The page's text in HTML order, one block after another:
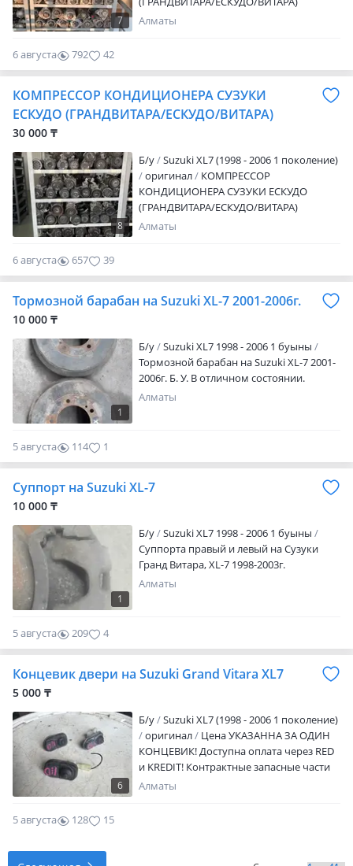
7
КОМПРЕССОР КОНДИЦИОНЕРА СУЗУКИ
Алматы
6 августа 792 42
КОМПРЕССОР КОНДИЦИОНЕРА СУЗУКИ
ЕСКУДО (ГРАНДВИТАРА/ЕСКУДО/ВИТАРА)
30 000 ₸
8
Б/y
Suzuki XL7 (1998 - 2006 1 поколение)
оригинал
КОМПРЕССОР
КОНДИЦИОНЕРА СУЗУКИ ЕСКУДО
(ГРАНДВИТАРА/ЕСКУДО/ВИТАРА)
КОМПРЕССОР КОНДИЦИОНЕРА СУЗУКИ
Алматы
6 августа 657 39
Тормозной барабан на Suzuki XL-7 2001-2006г.
10 000 ₸
1
Б/y
Suzuki XL7 1998 - 2006 1 буыны
Тормозной барабан на Suzuki XL-7 2001-
2006г. Б. У. В отличном состоянии.
Алматы
5 августа 114 1
Суппорт на Suzuki XL-7
10 000 ₸
1
Б/y
Suzuki XL7 1998 - 2006 1 буыны
Суппорта правый и левый на Сузуки
Гранд Витара, XL-7 1998-2003г.
Алматы
5 августа 209 4
Концевик двери на Suzuki Grand Vitara XL7
5 000 ₸
6
Б/y
Suzuki XL7 (1998 - 2006 1 поколение)
оригинал
Цена УКАЗАННА ЗА ОДИН
КОНЦЕВИК! Доступна оплата через RED
и KREDIT! Контрактные запасные части
из Японии. Отправка по регионам РК,
ВРЕМЯ с 9.00 до 18.00 без обеда.
Алматы
5 августа 128 15